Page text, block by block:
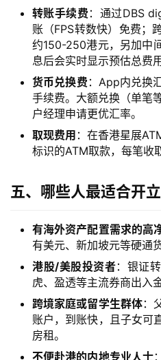
行
户
全
登录
转账手续费 ：通过DBS
账（FPS转数快）免费；
约150-250港元，另加中
息后会实时显示预估总费用
货币兑换费 ：App内兑换
手续费。大额兑换（单笔
户经理申请更优汇率。
取现费用 ：在香港星展
标识的ATM取款，每笔收
五、哪些人最适合开
有海外资产配置需求的高
有美元、新加坡元等硬通
港股/美股投资者：银证
虎、盈透等主流券商出入金
跨境家庭或留学生群体：
账户，到账快，且子女可
房租。
不便赴港的内地专业人士